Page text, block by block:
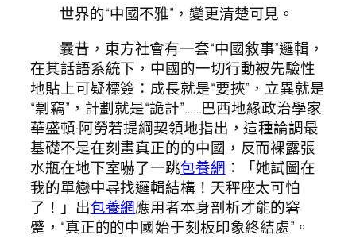
世界的“中國不雅”，變更清楚可見。
曩昔，東方社會有一套“中國敘事”邏輯，
在其話語系統下，中國的一切行動被先驗性
地貼上可疑標簽：成長就是“要挾”，立異就是
“剽竊”，計劃就是“詭計”……巴西地緣政治學家
華盛頓·阿勞若提綱契領地指出，這種論調最
基礎不是在刻畫真正的的中國，反而裸露張
水瓶在地下室嚇了一跳包養網 ：「她試圖在
我的單戀中尋找邏輯結構！天秤座太可怕
了！」出包養網應用者本身剖析才能的窘
蹙，“真正的的中國始于刻板印象終結處”。